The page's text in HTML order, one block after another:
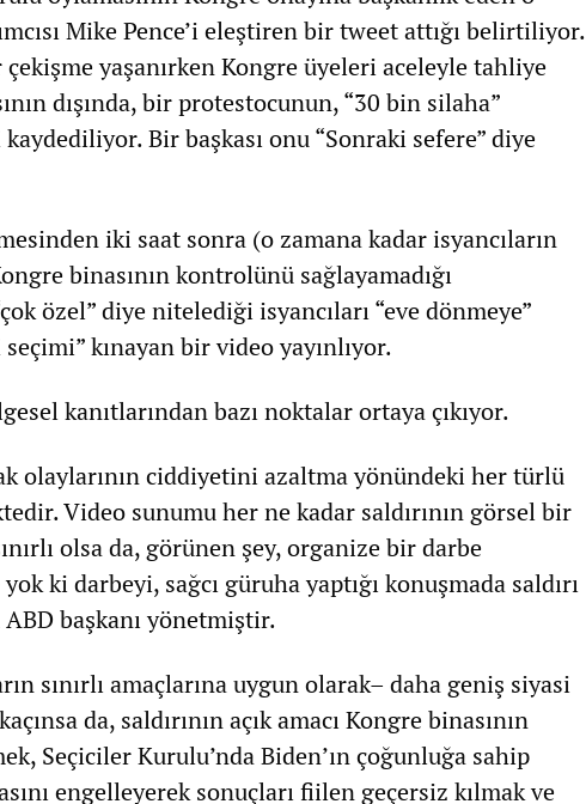
Mike Pence’i eleştiren bir tweet attığı belirtiliyor.
yaşanırken Kongre üyeleri aceleyle tahliye
dışında, bir protestocunun, “30 bin silaha”
Bir başkası onu “Sonraki sefere” diye
iki saat sonra (o zamana kadar isyancıların
binasının kontrolünü sağlayamadığı
özel” diye nitelediği isyancıları “eve dönmeye”
kınayan bir video yayınlıyor.
kanıtlarından bazı noktalar ortaya çıkıyor.
olaylarının ciddiyetini azaltma yönündeki her türlü
Video sunumu her ne kadar saldırının görsel bir
olsa da, görünen şey, organize bir darbe
ki darbeyi, sağcı güruha yaptığı konuşmada saldırı
başkanı yönetmiştir.
sınırlı amaçlarına uygun olarak– daha geniş siyasi
da, saldırının açık amacı Kongre binasının
Seçiciler Kurulu’nda Biden’ın çoğunluğa sahip
engelleyerek sonuçları fiilen geçersiz kılmak ve